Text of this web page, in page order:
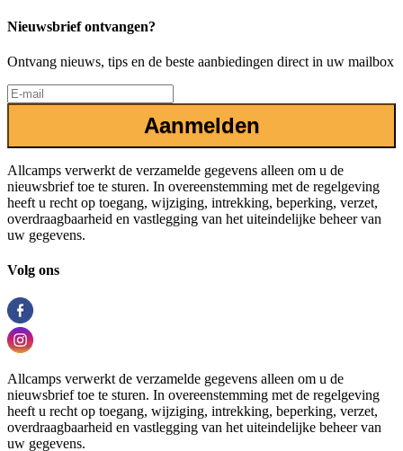
Nieuwsbrief ontvangen?
Ontvang nieuws, tips en de beste aanbiedingen direct in uw mailbox
Aanmelden
Allcamps verwerkt de verzamelde gegevens alleen om u de
nieuwsbrief toe te sturen. In overeenstemming met de regelgeving
heeft u recht op toegang, wijziging, intrekking, beperking, verzet,
overdraagbaarheid en vastlegging van het uiteindelijke beheer van
uw gegevens.
Volg ons
Allcamps verwerkt de verzamelde gegevens alleen om u de
nieuwsbrief toe te sturen. In overeenstemming met de regelgeving
heeft u recht op toegang, wijziging, intrekking, beperking, verzet,
overdraagbaarheid en vastlegging van het uiteindelijke beheer van
uw gegevens.